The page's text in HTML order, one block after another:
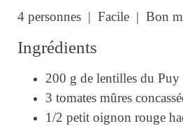
4 personnes | Facile | Bon
Ingrédients
200 g de lentilles du Puy
3 tomates mûres
1/2 petit oignon rouge